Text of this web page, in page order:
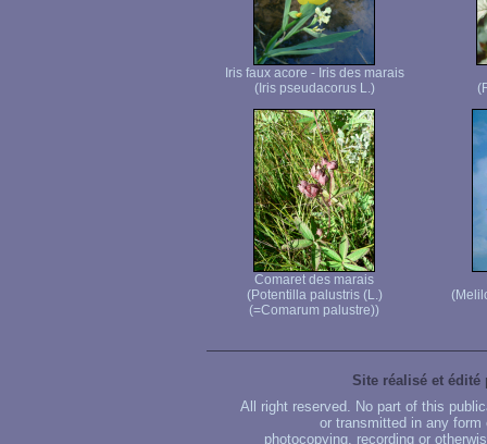
Iris faux acore - Iris des marais
(Iris pseudacorus L.)
Comaret des marais
(Potentilla palustris (L.)
(=Comarum palustre))
Site réalisé et édité
All right reserved. No part of this
or transmitted in any
photocopying, recording or